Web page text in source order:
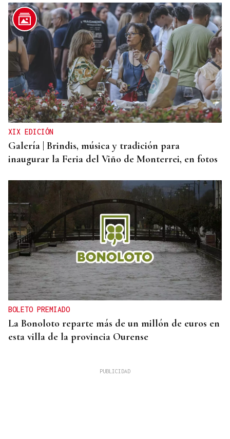
XIX EDICIÓN
Galería | Brindis, música y tradición para
inaugurar la Feria del Viño de Monterrei, en fotos
BOLETO PREMIADO
La Bonoloto reparte más de un millón de euros en
esta villa de la provincia Ourense